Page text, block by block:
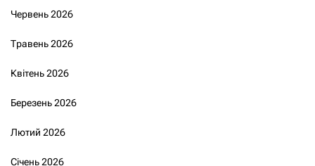
Червень 2026
Травень 2026
Квітень 2026
Березень 2026
Лютий 2026
Січень 2026